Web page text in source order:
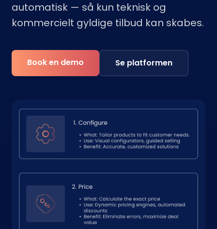
automatisk — så kun teknisk og
kommercielt gyldige tilbud kan skabes.
Book en demo Se platformen